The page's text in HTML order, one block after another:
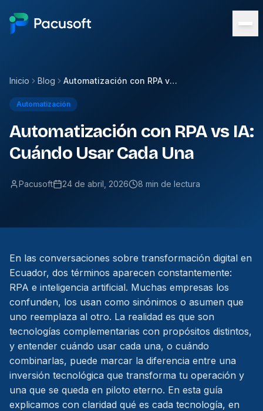
Inicio Blog Automatización con RPA vs IA: Cuándo Usar Cada Una
Automatización
Automatización con RPA vs IA:
Cuándo Usar Cada Una
Pacusoft 24 de abril, 2026 8 min de lectura
En las conversaciones sobre transformación digital en
Ecuador, dos términos aparecen constantemente:
RPA e inteligencia artificial. Muchas empresas los
confunden, los usan como sinónimos o asumen que
uno reemplaza al otro. La realidad es que son
tecnologías complementarias con propósitos distintos,
y entender cuándo usar cada una, o cuándo
combinarlas, puede marcar la diferencia entre una
inversión tecnológica que transforma tu operación y
una que se queda en piloto eterno. En esta guía
explicamos con claridad qué es cada tecnología, en